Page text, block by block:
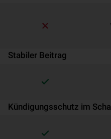
Stabiler Beitrag
Kündigungsschutz im